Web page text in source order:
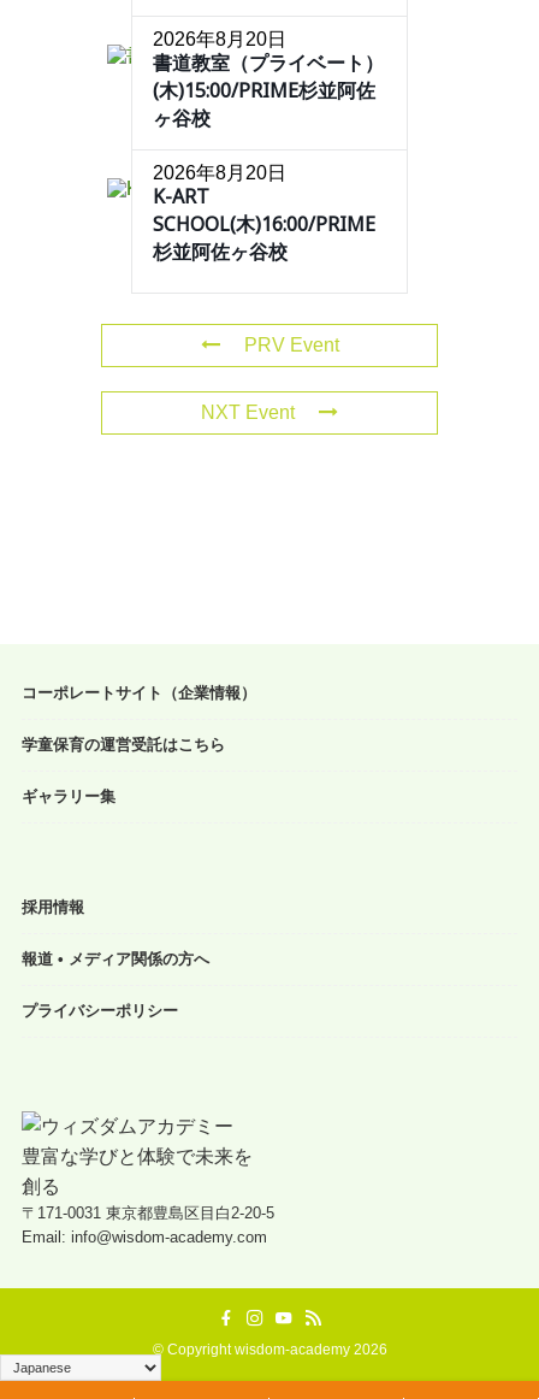
2026年8月20日
書道教室（プライベート）
(木)15:00/PRIME杉並阿佐
ヶ谷校
2026年8月20日
K-ART
SCHOOL(木)16:00/PRIME
杉並阿佐ヶ谷校
PRV Event
NXT Event
コーポレートサイト（企業情報）
学童保育の運営受託はこちら
ギャラリー集
採用情報
報道 • メディア関係の方へ
プライバシーポリシー
〒171-0031 東京都豊島区目白2-20-5
Email: info@wisdom-academy.com
©Copyright wisdom-academy 2026